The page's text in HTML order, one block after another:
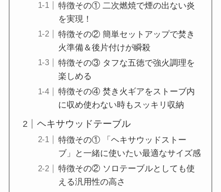
特徴その① 二次燃焼で煙の出ない炎
を実現！
特徴その② 簡単セットアップで焚き
火準備＆後片付けが瞬殺
特徴その③ タフな五徳で強火調理を
楽しめる
特徴その④ 焚き火ギアをストーブ内
に収め使わない時もスッキリ収納
ヘキサウッドテーブル
特徴その① 「ヘキサウッドストー
ブ」と一緒に使いたい最適なサイズ感
特徴その② ソロテーブルとしても使
える汎用性の高さ